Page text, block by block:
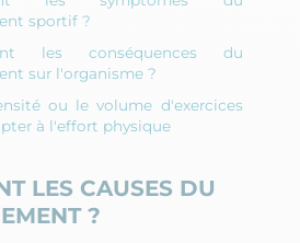
sportif ?
les conséquences du
sur l'organisme ?
ou le volume d'exercices
à l'effort physique
LES CAUSES DU
?